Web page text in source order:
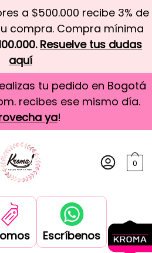
a $500.000 recibe 3% de
compra. Compra mínima
Resuelve tus dudas
aquí
tu pedido en Bogotá
recibes ese mismo día.
ya!
0
Escríbenos